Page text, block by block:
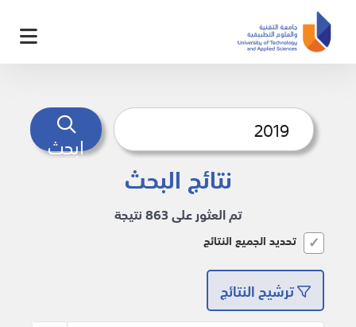
ابحث
نتائج البحث
تم العثور على 863 نتيجة
تحديد الجميع النتائج
ترشيح النتائج